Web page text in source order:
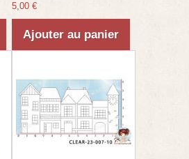
5,00 €
Ajouter au panier